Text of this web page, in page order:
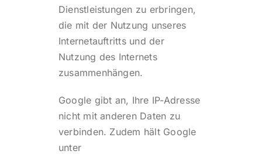
Dienstleistungen zu erbringen,
die mit der Nutzung unseres
Internetauftritts und der
Nutzung des Internets
zusammenhängen.
Google gibt an, Ihre IP-Adresse
nicht mit anderen Daten zu
verbinden. Zudem hält Google
unter